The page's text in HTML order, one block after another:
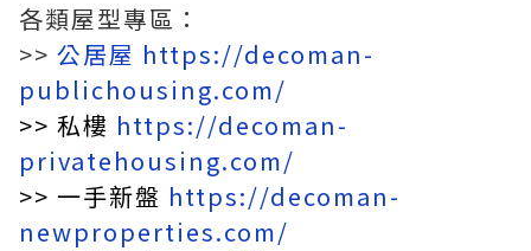
各類屋型專區：
>> 公居屋 https://decoman-
publichousing.com/
>> 私樓 https://decoman-
privatehousing.com/
>> 一手新盤 https://decoman-
newproperties.com/